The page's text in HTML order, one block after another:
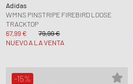
Adidas
WMNS PINSTRIPE FIREBIRD LOOSE
TRACKTOP
67,99 €
79,99 €
NUEVO A LA VENTA
-15%